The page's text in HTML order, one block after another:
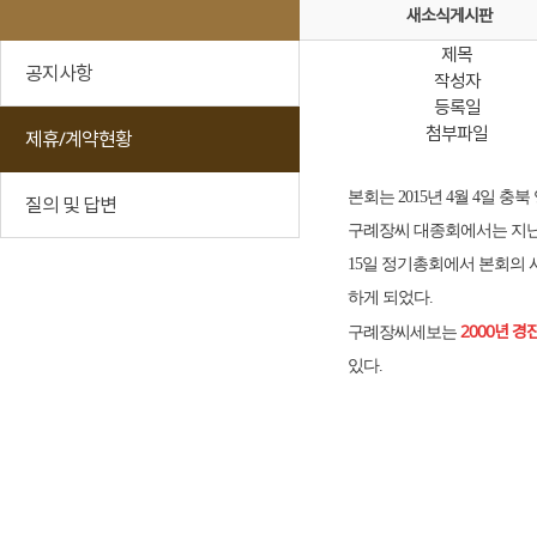
새소식게시판
공지사항
제휴/계약현황
질의 및 답변
제목
작성자
등록일
첨부파일
본회는 2015년 4월 4일 충
구례장씨 대종회에서는 지
15일 정기총회에서 본회의
하게 되었다.
구례장씨세보는 2000년 경
있다.